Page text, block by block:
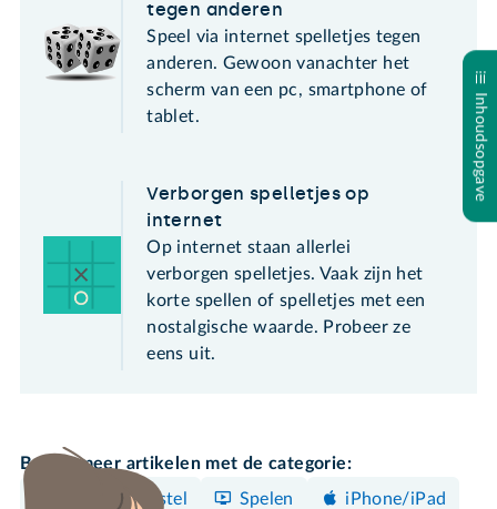
Inhoudsopgave
tegen anderen
Speel via internet spelletjes tegen
anderen. Gewoon vanachter het
scherm van een pc, smartphone of
tablet.
Verborgen spelletjes op
internet
Op internet staan allerlei
verborgen spelletjes. Vaak zijn het
korte spellen of spelletjes met een
nostalgische waarde. Probeer ze
eens uit.
Bekijk meer artikelen met de categorie:
Android-toestel
Spelen iPhone/iPad